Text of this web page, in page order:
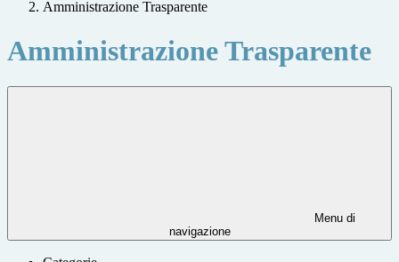
Amministrazione Trasparente
Amministrazione Trasparente
Menu di
navigazione